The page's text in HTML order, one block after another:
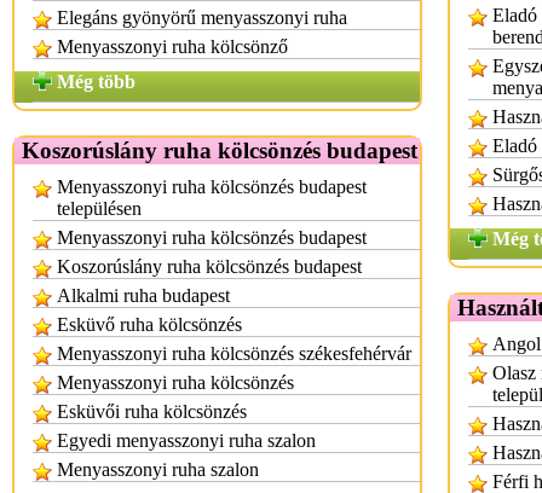
Elegáns gyönyörű menyasszonyi ruha
Menyasszonyi ruha kölcsönző
Még több
Koszorúslány ruha kölcsönzés budapest
Menyasszonyi ruha kölcsönzés budapest
településen
Menyasszonyi ruha kölcsönzés budapest
Koszorúslány ruha kölcsönzés budapest
Alkalmi ruha budapest
Esküvő ruha kölcsönzés
Menyasszonyi ruha kölcsönzés székesfehérvár
Menyasszonyi ruha kölcsönzés
Esküvői ruha kölcsönzés
Egyedi menyasszonyi ruha szalon
Menyasszonyi ruha szalon
Eladó
Eladó
Még
Angol
Olasz
Férfi